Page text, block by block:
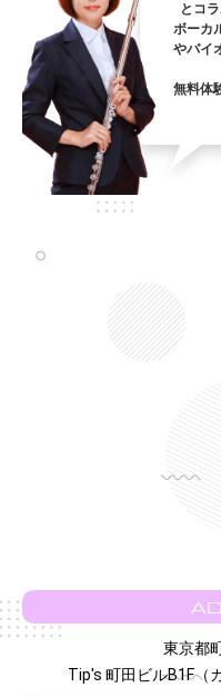
とコ
ボーカ
やバイ
無料体
東京都
Tip's 町田ビルB1F（